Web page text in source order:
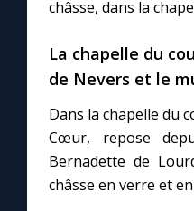
Une neuvaine
À la une
1000 Raisons de Croire
châsse, dans la
La chapelle du
de Nevers et le
Dans la chapelle du
Cœur, repose
Bernadette de
châsse en verre et